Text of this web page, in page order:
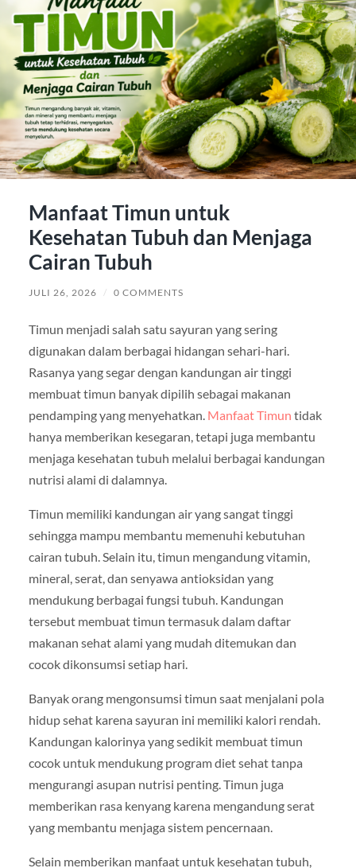
Manfaat Timun untuk
Kesehatan Tubuh dan Menjaga
Cairan Tubuh
JULI 26, 2026 / 0 COMMENTS
Timun menjadi salah satu sayuran yang sering
digunakan dalam berbagai hidangan sehari-hari.
Rasanya yang segar dengan kandungan air tinggi
membuat timun banyak dipilih sebagai makanan
pendamping yang menyehatkan. Manfaat Timun tidak
hanya memberikan kesegaran, tetapi juga membantu
menjaga kesehatan tubuh melalui berbagai kandungan
nutrisi alami di dalamnya.
Timun memiliki kandungan air yang sangat tinggi
sehingga mampu membantu memenuhi kebutuhan
cairan tubuh. Selain itu, timun mengandung vitamin,
mineral, serat, dan senyawa antioksidan yang
mendukung berbagai fungsi tubuh. Kandungan
tersebut membuat timun termasuk dalam daftar
makanan sehat alami yang mudah ditemukan dan
cocok dikonsumsi setiap hari.
Banyak orang mengonsumsi timun saat menjalani pola
hidup sehat karena sayuran ini memiliki kalori rendah.
Kandungan kalorinya yang sedikit membuat timun
cocok untuk mendukung program diet sehat tanpa
mengurangi asupan nutrisi penting. Timun juga
memberikan rasa kenyang karena mengandung serat
yang membantu menjaga sistem pencernaan.
Selain memberikan manfaat untuk kesehatan tubuh,